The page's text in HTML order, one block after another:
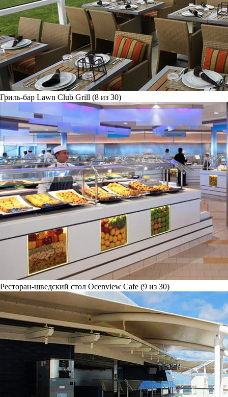
Гриль-бар Lawn Club Grill (8 из 30)
Ресторан-шведский стол Ocenview Cafe (9 из 30)